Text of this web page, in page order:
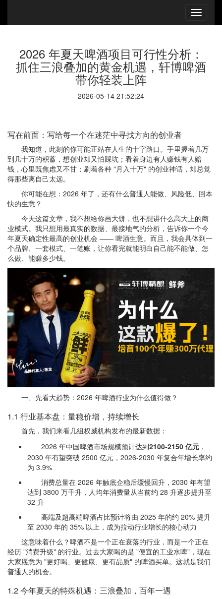
2026 年夏天啤酒项目可行性分析：
抓住三浪叠加的黄金机遇，轩博啤酒
带你轻装上阵
2026-05-14 21:52:24
写在前面：写给每一个在迷茫中寻找方向的创业者
我知道，此刻的你可能正站在人生的十字路口。手里握着几万
到几十万的积蓄，想创业却又怕踩坑；看着身边有人赚钱有人赔
钱，心里既焦虑又不甘；刷着各种 "月入十万" 的创业神话，却总觉
得那些离自己太远。
你可能在想：2026 年了，还有什么普通人能做、风险低、回本
快的生意？
今天这篇文章，我不想给你画大饼，也不想讲什么高大上的商
业模式。我只想用最真实的数据、最接地气的分析，告诉你一个今
年夏天确定性最高的创业机会 —— 啤酒生意。而且，我会具体到一
个品牌、一套模式、一笔账，让你看完就能明白自己能不能做、怎
么做、能赚多少钱。
一、先看大趋势：2026 年啤酒行业为什么值得做？
1.1 行业基本盘：量稳价增，持续增长
首先，我们来看几组权威机构发布的最新数据：
2026 年中国啤酒市场规模预计达到2100-2150 亿元 ，
2030 年有望突破 2500 亿元，2026-2030 年复合年增长率约
为 3.9%
消费总量在 2026 年触底企稳后缓慢回升，2030 年有望
达到 3800 万千升，人均年消费量从当前约 28 升逐步提升至
32 升
高端及超高端啤酒占比预计将由 2025 年的约 20% 提升
至 2030 年的 35% 以上，成为拉动行业增长的核心动力
这意味着什么？啤酒不是一个正在衰落的行业，而是一个正在
经历 "消费升级" 的行业。过去大家喝的是 "便宜的工业水啤"，现在
大家愿意为 "更好喝、更健康、更有品质" 的啤酒买单。这就是我们
普通人的机会。
1.2 今年夏天的特殊机遇：三浪叠加，百年一遇